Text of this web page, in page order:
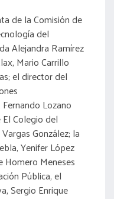
de la Comisión de
del
Alejandra Ramírez
Mario Carrillo
el director del
Lozano
Colegio del
González; la
Yenifer López
Homero Meneses
Pública, el
Sergio Enrique